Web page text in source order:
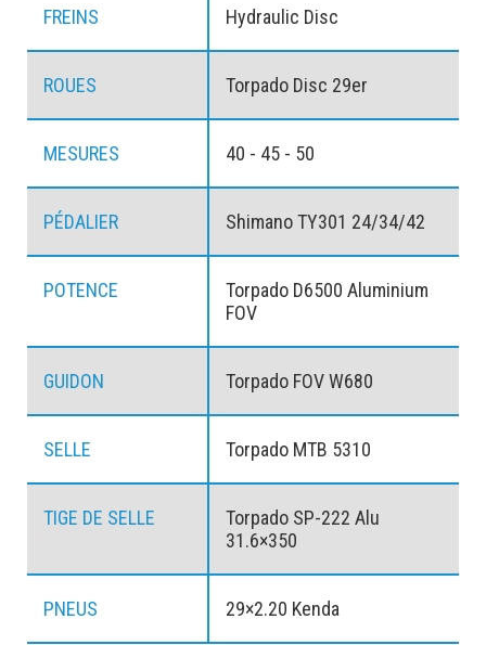
FREINS Hydraulic Disc
ROUES Torpado Disc 29er
MESURES 40 - 45 - 50
PÉDALIER Shimano TY301 24/34/42
POTENCE
Torpado D6500 Aluminium
FOV
GUIDON Torpado FOV W680
SELLE Torpado MTB 5310
TIGE DE SELLE
Torpado SP-222 Alu
31.6×350
PNEUS 29×2.20 Kenda